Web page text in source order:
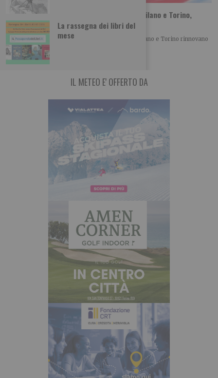
La rassegna dei libri del
mese
Sta per tornare MITO SettembreMusica: Milano e Torino,
vent’anni di musica insieme
Con la XX edizione di MITO SettembreMusica, Milano e Torino rinnovano
un patto culturale che, anno
IL METEO E' OFFERTO DA